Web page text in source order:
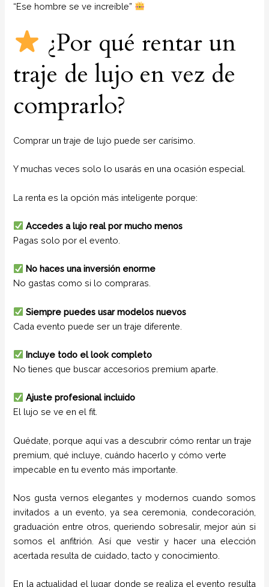
“Ese hombre se ve increíble”
¿Por qué rentar un
traje de lujo en vez de
comprarlo?
Comprar un traje de lujo puede ser carísimo.
Y muchas veces solo lo usarás en una ocasión especial.
La renta es la opción más inteligente porque:
Accedes a lujo real por mucho menos
Pagas solo por el evento.
No haces una inversión enorme
No gastas como si lo compraras.
Siempre puedes usar modelos nuevos
Cada evento puede ser un traje diferente.
Incluye todo el look completo
No tienes que buscar accesorios premium aparte.
Ajuste profesional incluido
El lujo se ve en el fit.
Quédate, porque aquí vas a descubrir cómo rentar un traje
premium, qué incluye, cuándo hacerlo y cómo verte
impecable en tu evento más importante.
Nos gusta vernos elegantes y modernos cuando somos
invitados a un evento, ya sea ceremonia, condecoración,
graduación entre otros, queriendo sobresalir, mejor aún si
somos el anfitrión. Así que vestir y hacer una elección
acertada resulta de cuidado, tacto y conocimiento.
En la actualidad el lugar donde se realiza el evento resulta